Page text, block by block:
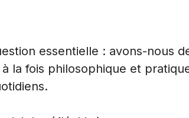
essentielle : avons-nous
la fois philosophique et